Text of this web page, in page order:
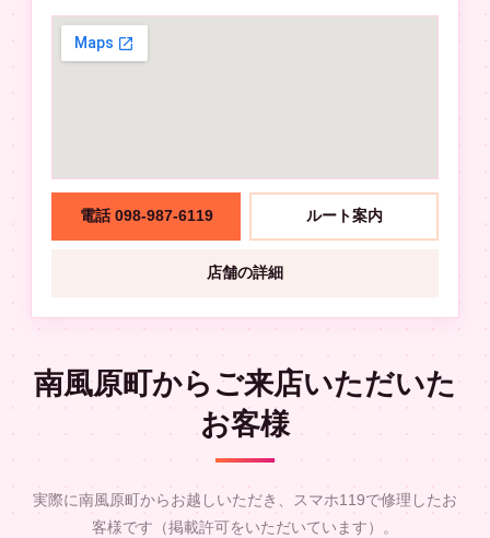
電話 098-987-6119 ルート案内
店舗の詳細
南風原町からご来店いただいた
お客様
実際に南風原町からお越しいただき、スマホ119で修理したお
客様です（掲載許可をいただいています）。